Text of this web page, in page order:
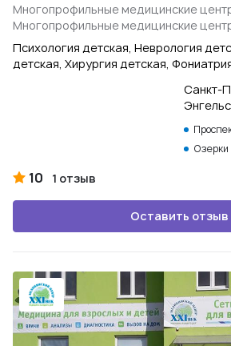
Многопрофильные медицинские
Многопрофильные медицинские
Психология детская, Неврология
детская, Хирургия детская,
Санкт-
Озерки
10 1 отзыв
Оставить отзыв